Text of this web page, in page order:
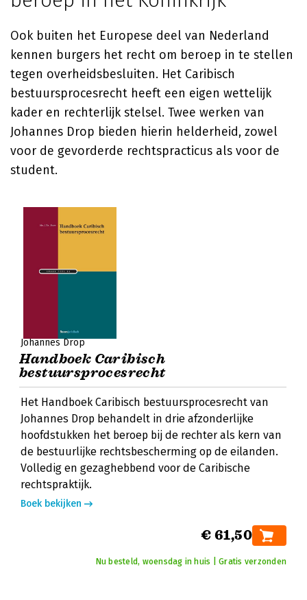
Ook buiten het Europese deel van Nederland
kennen burgers het recht om beroep in te stellen
tegen overheidsbesluiten. Het Caribisch
bestuursprocesrecht heeft een eigen wettelijk
kader en rechterlijk stelsel. Twee werken van
Johannes Drop bieden hierin helderheid, zowel
voor de gevorderde rechtspracticus als voor de
student.
Johannes Drop
Handboek Caribisch
bestuursprocesrecht
Het Handboek Caribisch bestuursprocesrecht van
Johannes Drop behandelt in drie afzonderlijke
hoofdstukken het beroep bij de rechter als kern van
de bestuurlijke rechtsbescherming op de eilanden.
Volledig en gezaghebbend voor de Caribische
rechtspraktijk.
Boek bekijken
€ 61,50
Nu besteld, woensdag in huis | Gratis verzonden